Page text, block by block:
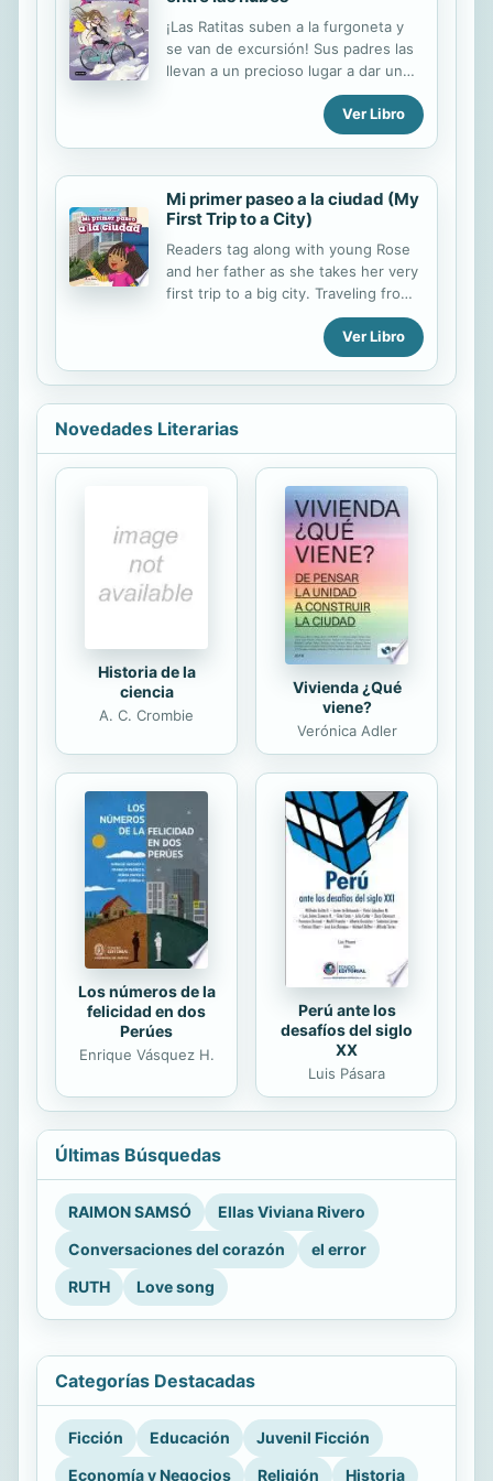
¡Las Ratitas suben a la furgoneta y
se van de excursión! Sus padres las
llevan a un precioso lugar a dar un
paseo en bicicleta, y su querida Alma
por supuesto va con ellos.
Encuentran una cascada increíble
montón de sorpresas. Hasta que de
pronto... ¡su furgo desaparece!
¿Lograrán encontrarla para poder
volver a casa? ¿Invocarán una vez
más sus súper poderes?
Ver Libro
Mi primer paseo a la ciudad (My
First Trip to a City)
Readers tag along with young Rose
and her father as she takes her very
first trip to a big city. Traveling from
her small hometown by train, Rose is
constantly surprised and thrilled to
see new sights, such as tall
skyscrapers, crowds of people, and
lots of traffic. Other new
experiences include a trip to a
the park. The adorable, colorful
illustrations are sure to attract young
readers and listeners alike. Readers
will share Rose's excitement during
her first trip to the city.
Ver Libro
Novedades Literarias
Historia de la
ciencia
A. C. Crombie
Vivienda ¿Qué
viene?
Verónica Adler
Los números de la
felicidad en dos
Perúes
Enrique Vásquez H.
Perú ante los
desafíos del siglo
XX
Luis Pásara
Últimas Búsquedas
RAIMON SAMSÓ
Ellas Viviana Rivero
Conversaciones del corazón
el error
RUTH
Love song
Categorías Destacadas
Ficción Educación
Juvenil Ficción
Economía y Negocios
Religión Historia